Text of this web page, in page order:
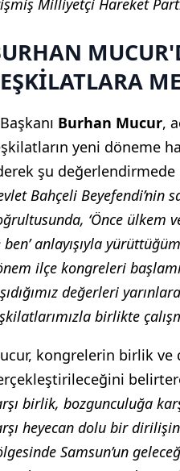
Milliyetçi Hareket
Burhan Mucur,
yeni döneme
şu
Bahçeli Beyefendi’nin
‘Önce ülkem
ben’ anlayışıyla
ilçe kongreleri
değerleri
birlikte
kongrelerin birlik ve
birlik, bozgunculuğa
heyecan dolu bir
Samsun’un